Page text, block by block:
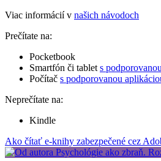
Viac informácií v našich návodoch
Prečítate na:
Pocketbook
Smartfón či tablet s
Počítač s podporovanou
Neprečítate na:
Kindle
Ako čítať e-knihy zabezpečené cez